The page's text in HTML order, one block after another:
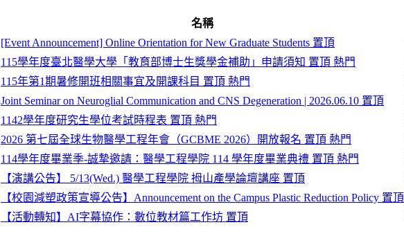
名稱
[Event Announcement] Online Orientation for New Graduate Students 置頂
115學年度臺北醫學大學「教育部博士生獎學金補助」申請須知 置頂 熱門
115年第1期暑修開班相關事宜及開課科目 置頂 熱門
Joint Seminar on Neuroglial Communication and CNS Degeneration | 2026.06.10 置頂
1142學年度研究生學位考試時程表 置頂 熱門
2026 第七屆全球生物醫學工程年會（GCBME 2026）開放報名 置頂 熱門
114學年度畢業季-誠摯邀請：醫學工程學院 114 學年度畢業典禮 置頂 熱門
【演講公告】 5/13(Wed.) 醫學工程學院 拇山產學論壇講座 置頂
【校園減塑政策宣導公告】Announcement on the Campus Plastic Reduction Policy 置頂
【活動轉知】AI字幕協作：數位教材篇工作坊 置頂